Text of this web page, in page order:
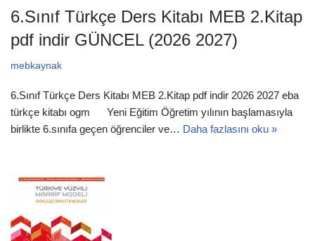
6.Sınıf Türkçe Ders Kitabı MEB 2.Kitap
pdf indir GÜNCEL (2026 2027)
mebkaynak
6.Sınıf Türkçe Ders Kitabı MEB 2.Kitap pdf indir 2026 2027 eba
türkçe kitabı ogm Yeni Eğitim Öğretim yılının başlamasıyla
birlikte 6.sınıfa geçen öğrenciler ve… Daha fazlasını oku »